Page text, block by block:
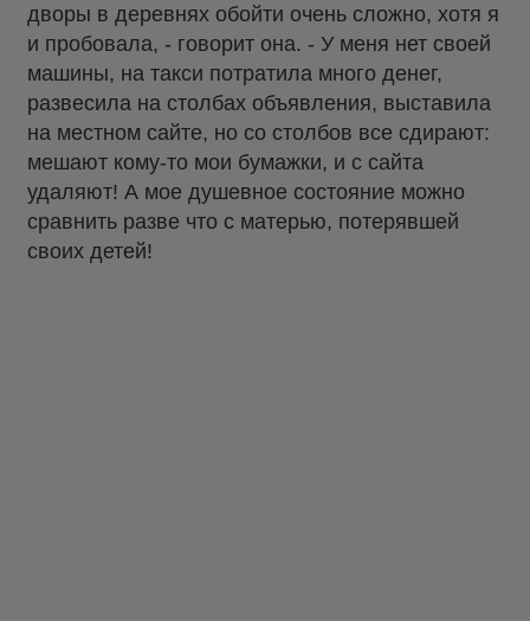
дворы в деревнях обойти очень сложно, хотя я
и пробовала, - говорит она. - У меня нет своей
машины, на такси потратила много денег,
развесила на столбах объявления, выставила
на местном сайте, но со столбов все сдирают:
мешают кому-то мои бумажки, и с сайта
удаляют! А мое душевное состояние можно
сравнить разве что с матерью, потерявшей
своих детей!